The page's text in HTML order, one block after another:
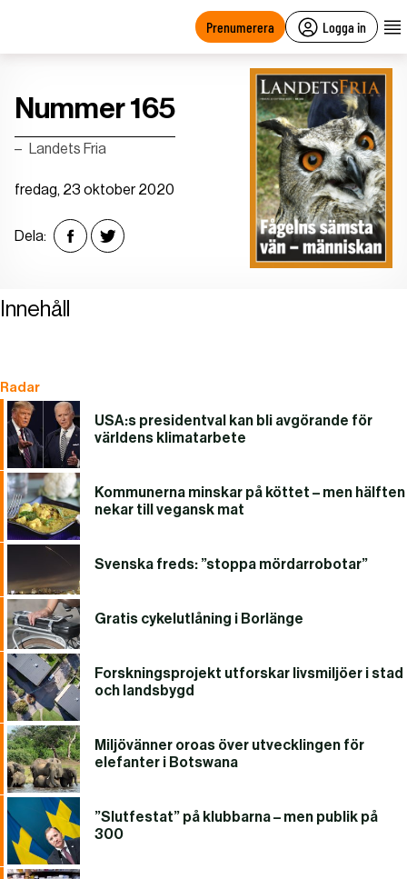
Prenumerera Logga in
Nummer 165
Landets Fria
fredag, 23 oktober 2020
Dela:
Innehåll
Radar
USA:s presidentval kan bli avgörande för
världens klimatarbete
Kommunerna minskar på köttet – men hälften
nekar till vegansk mat
Svenska freds: ”stoppa mördarrobotar”
Gratis cykelutlåning i Borlänge
Forskningsprojekt utforskar livsmiljöer i stad
och landsbygd
Miljövänner oroas över utvecklingen för
elefanter i Botswana
”Slutfestat” på klubbarna – men publik på
300